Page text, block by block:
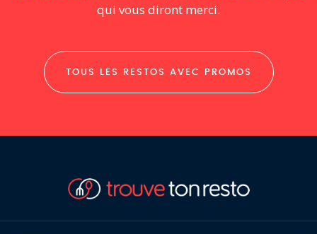
qui vous diront merci.
TOUS LES RESTOS AVEC PROMOS